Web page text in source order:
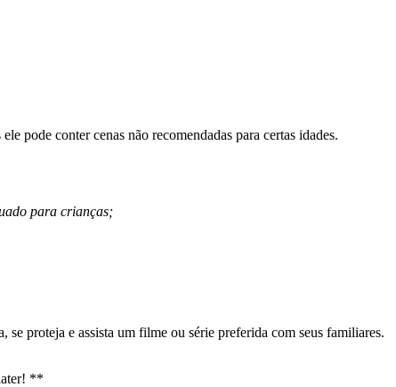
pode conter cenas não recomendadas para certas idades.
para crianças;
proteja e assista um filme ou série preferida com seus familiares.
**